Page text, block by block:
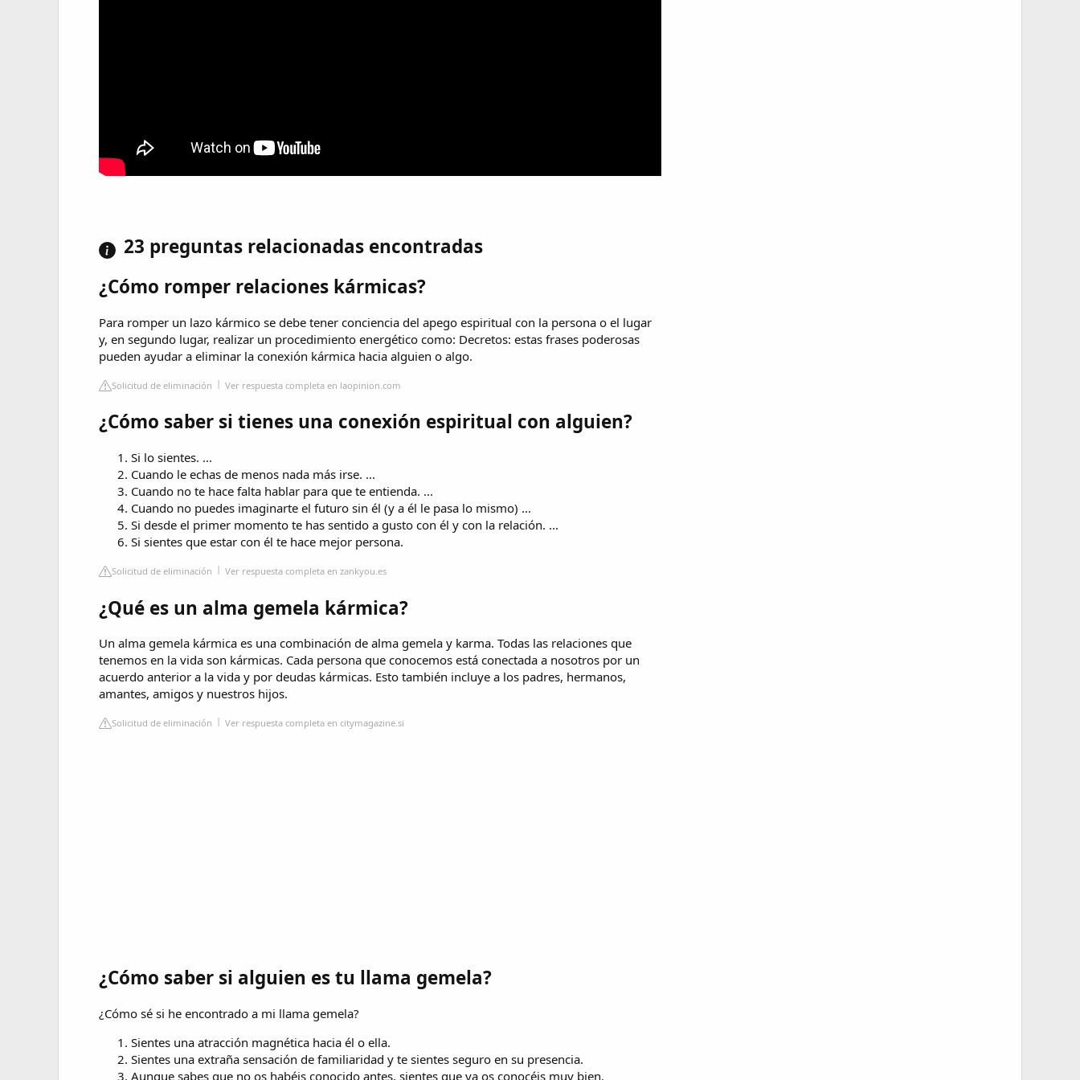
23 preguntas relacionadas encontradas
¿Cómo romper relaciones kármicas?
Para romper un lazo kármico se debe tener conciencia del apego espiritual con la persona o el lugar
y, en segundo lugar, realizar un procedimiento energético como: Decretos: estas frases poderosas
pueden ayudar a eliminar la conexión kármica hacia alguien o algo.
Solicitud de eliminación Ver respuesta completa en laopinion.com
¿Cómo saber si tienes una conexión espiritual con alguien?
Si lo sientes. ...
Cuando le echas de menos nada más irse. ...
Cuando no te hace falta hablar para que te entienda. ...
Cuando no puedes imaginarte el futuro sin él (y a él le pasa lo mismo) ...
Si desde el primer momento te has sentido a gusto con él y con la relación. ...
Si sientes que estar con él te hace mejor persona.
Solicitud de eliminación Ver respuesta completa en zankyou.es
¿Qué es un alma gemela kármica?
Un alma gemela kármica es una combinación de alma gemela y karma. Todas las relaciones que
tenemos en la vida son kármicas. Cada persona que conocemos está conectada a nosotros por un
acuerdo anterior a la vida y por deudas kármicas. Esto también incluye a los padres, hermanos,
amantes, amigos y nuestros hijos.
Solicitud de eliminación Ver respuesta completa en citymagazine.si
¿Cómo saber si alguien es tu llama gemela?
¿Cómo sé si he encontrado a mi llama gemela?
Sientes una atracción magnética hacia él o ella.
Sientes una extraña sensación de familiaridad y te sientes seguro en su presencia.
Aunque sabes que no os habéis conocido antes, sientes que ya os conocéis muy bien.